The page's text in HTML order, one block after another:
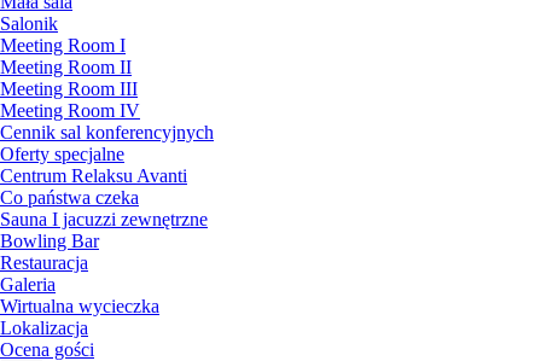
Salonik
Meeting Room I
Meeting Room II
Meeting Room III
Meeting Room IV
Cennik sal konferencyjnych
Oferty specjalne
Centrum Relaksu Avanti
Co państwa czeka
Sauna I jacuzzi zewnętrzne
Bowling Bar
Restauracja
Galeria
Wirtualna wycieczka
Lokalizacja
Ocena gości